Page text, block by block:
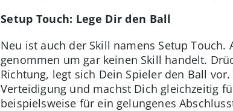
Setup Touch: Lege Dir den Ball
Neu ist auch der Skill namens Setup
genommen um gar keinen Skill handelt.
Richtung, legt sich Dein Spieler den Ball
Verteidigung und machst Dich gleichzeitig
beispielsweise für ein gelungenes